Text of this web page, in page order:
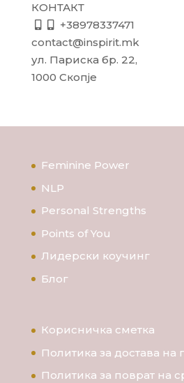
КОНТАКТ
+38978337471
contact@inspirit.mk
ул. Париска бр. 22,
1000 Скопје
Feminine Power
NLP
Personal Strengths
Points of You
Лидерски коучинг
Блог
Корисничка сметка
Политика за достава на
Политика за поврат на